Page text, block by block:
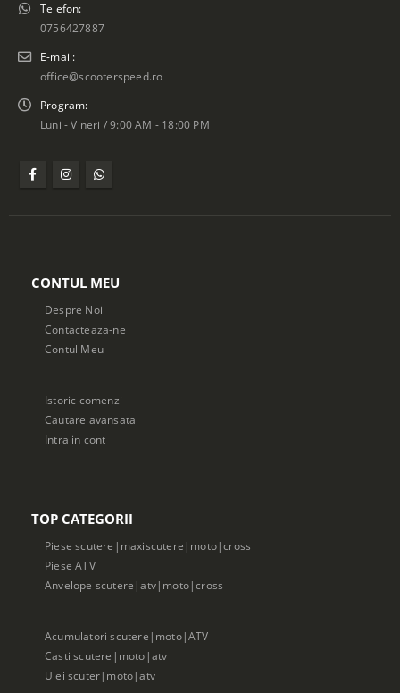
Telefon:
0756427887
E-mail:
office@scooterspeed.ro
Program:
Luni - Vineri / 9:00 AM - 18:00 PM
CONTUL MEU
Despre Noi
Contacteaza-ne
Contul Meu
Istoric comenzi
Cautare avansata
Intra in cont
TOP CATEGORII
Piese scutere|maxiscutere|moto|cross
Piese ATV
Anvelope scutere|atv|moto|cross
Acumulatori scutere|moto|ATV
Casti scutere|moto|atv
Ulei scuter|moto|atv